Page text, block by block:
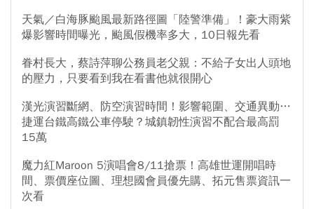
天氣／白海豚颱風最新路徑圖「陸警準備」！豪大雨紫
爆影響時間曝光，颱風假機率多大，10日報先看
眷村長大，蔡詩萍聊公務員老父親：不給子女出人頭地
的壓力，只要看到我在看書他就很開心
漢光演習斷網、防空演習時間！影響範圍、交通異動…
捷運台鐵高鐵公車停駛？城鎮韌性演習不配合最高罰
15萬
魔力紅Maroon 5演唱會8/11搶票！高雄世運開唱時
間、票價座位圖、理想國會員優先購、拓元售票資訊一
次看